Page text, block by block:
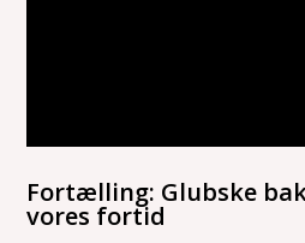
Fortælling: Glubske
vores fortid